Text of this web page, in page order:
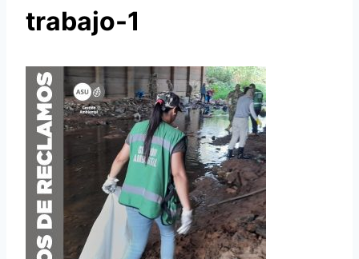
trabajo-1